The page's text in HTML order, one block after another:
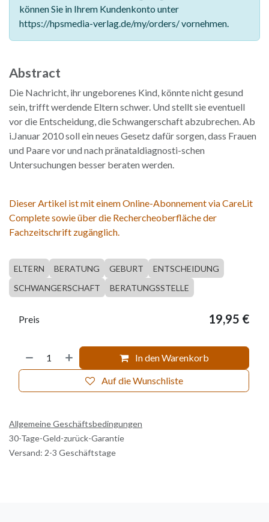
können Sie in Ihrem Kundenkonto unter
https://hpsmedia-verlag.de/my/orders/ vornehmen.
Abstract
Die Nachricht, ihr ungeborenes Kind, könnte nicht gesund
sein, trifft werdende Eltern schwer. Und stellt sie eventuell
vor die Entscheidung, die Schwangerschaft abzubrechen. Ab
i.Januar 2010 soll ein neues Gesetz dafür sorgen, dass Frauen
und Paare vor und nach pränataldiagnosti-schen
Untersuchungen besser beraten werden.
Dieser Artikel ist mit einem Online-Abonnement via CareLit
Complete sowie über die Rechercheoberfläche der
Fachzeitschrift zugänglich.
ELTERN BERATUNG GEBURT
ENTSCHEIDUNG
SCHWANGERSCHAFT
BERATUNGSSTELLE
In den Warenkorb
Auf die Wunschliste
Preis 19,95 €
Allgemeine Geschäftsbedingungen
30-Tage-Geld-zurück-Garantie
Versand: 2-3 Geschäftstage